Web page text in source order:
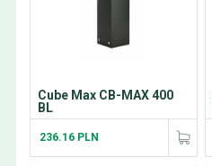
Cube Max CB-MAX 400
BL
236.16 PLN